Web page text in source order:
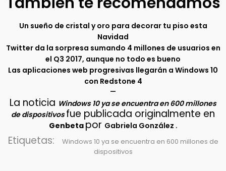
Un sueño de cristal y oro para decorar tu piso esta
Navidad
Twitter da la sorpresa sumando 4 millones de usuarios en
el Q3 2017, aunque no todo es bueno
Las aplicaciones web progresivas llegarán a Windows 10
con Redstone 4
–
La noticia Windows 10 ya se encuentra en 600 millones
de dispositivosfue publicada originalmente en
Genbeta por Gabriela González .
Etiquetas:
Windows 10 ya se encuentra en 600 millones de
dispositivos